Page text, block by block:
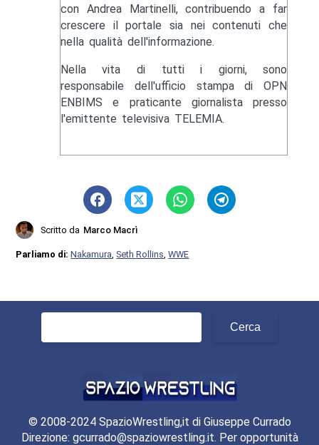
con Andrea Martinelli, contribuendo a far
crescere il portale sia nei contenuti che
nella qualità dell'informazione.
Nella vita di tutti i giorni, sono
responsabile dell'ufficio stampa di OPN
ENBIMS e praticante giornalista presso
l'emittente televisiva TELEMIA.
Scritto da Marco Macrì
Parliamo di:Nakamura ,Seth Rollins ,WWE
© 2008-2024 SpazioWrestling,it di Giuseppe Currado
Direzione: gcurrado@spaziowrestling.it. Per opportunità